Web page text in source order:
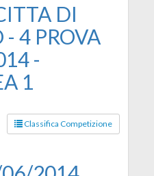
DI
- 4 PROVA
-
1
Classifica Competizione